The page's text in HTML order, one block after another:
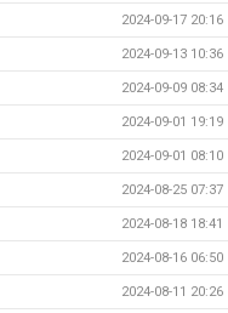
2024-09-17 20:16
2024-09-13 10:36
2024-09-09 08:34
2024-09-01 19:19
2024-09-01 08:10
2024-08-25 07:37
2024-08-18 18:41
2024-08-16 06:50
2024-08-11 20:26